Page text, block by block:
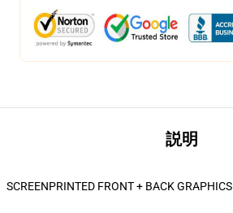
説明
SCREENPRINTED FRONT + BACK GRAPHICS